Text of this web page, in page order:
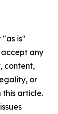
"as is"
any
content,
or
article.